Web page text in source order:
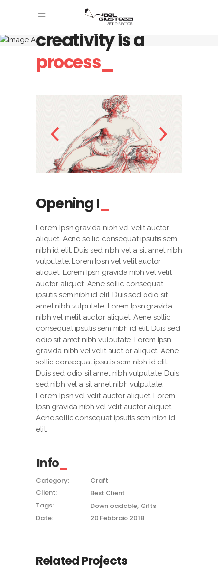
Believe, any
creativity is a
process_
Opening I
Lorem Ipsn gravida nibh vel velit auctor
aliquet. Aene sollic consequat ipsutis sem
nibh id elit. Duis sed nibh vel a sit amet nibh
vulputate. Lorem Ipsn vel velit auctor
aliquet. Lorem Ipsn gravida nibh vel velit
auctor aliquet. Aene sollic consequat
ipsutis sem nibh id elit. Duis sed odio sit
amet nibh vulputate. Lorem Ipsn gravida
nibh vel melit auctor aliquet. Aene sollic
consequat ipsutis sem nibh id elit. Duis sed
odio sit amet nibh vulputate. Lorem Ipsn
gravida nibh vel velit auct or aliquet. Aene
sollic consequat ipsutis sem nibh id elit.
Duis sed odio sit amet nibh vulputate. Duis
sed nibh vel a sit amet nibh vulputate.
Lorem Ipsn vel velit auctor aliquet. Lorem
Ipsn gravida nibh vel velit auctor aliquet.
Aene sollic consequat ipsutis sem nibh id
elit.
Info
Category:
Craft
Client:
Best Client
Tags:
Downloadable Gifts
Date:
20 Febbraio 2018
Related Projects